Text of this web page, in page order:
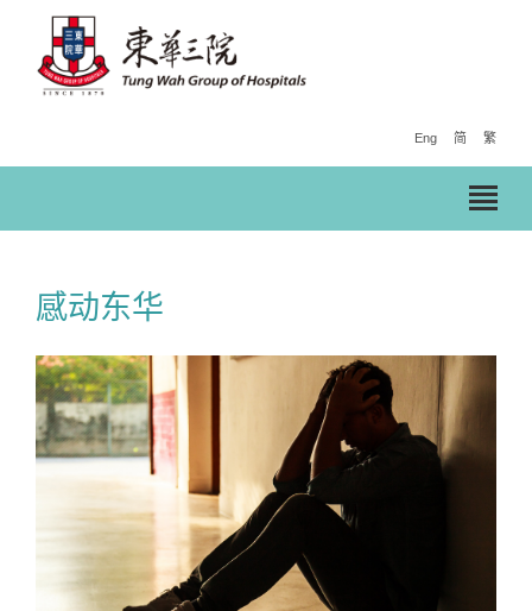
Eng 简 繁
感动东华